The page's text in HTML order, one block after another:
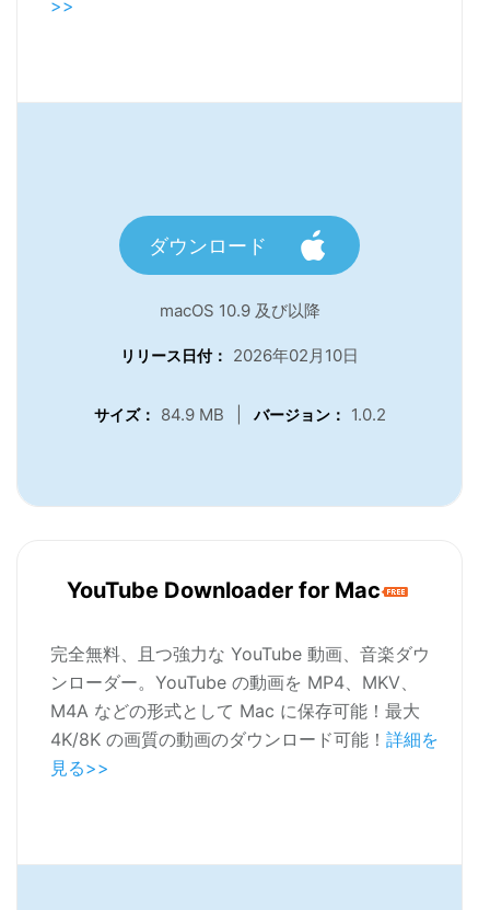
>>
ダウンロード
macOS 10.9 及び以降
リリース日付： 2026年02月10日
サイズ： 84.9 MB バージョン： 1.0.2
YouTube Downloader for Mac
完全無料、且つ強力な YouTube 動画、音楽ダウ
ンローダー。YouTube の動画を MP4、MKV、
M4A などの形式として Mac に保存可能！最大
4K/8K の画質の動画のダウンロード可能！ 詳細を
見る>>